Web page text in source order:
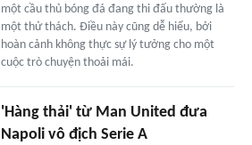
một cầu thủ bóng đá đang thi đấu thường là
một thử thách. Điều này cũng dễ hiểu, bởi
hoàn cảnh không thực sự lý tưởng cho một
cuộc trò chuyện thoải mái.
'Hàng thải' từ Man United đưa
Napoli vô địch Serie A